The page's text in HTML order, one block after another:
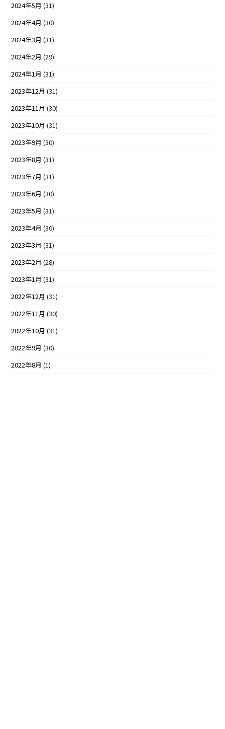
2024年5月 (31)
2024年4月 (30)
2024年3月 (31)
2024年2月 (29)
2024年1月 (31)
2023年12月 (31)
2023年11月 (30)
2023年10月 (31)
2023年9月 (30)
2023年8月 (31)
2023年7月 (31)
2023年6月 (30)
2023年5月 (31)
2023年4月 (30)
2023年3月 (31)
2023年2月 (28)
2023年1月 (31)
2022年12月 (31)
2022年11月 (30)
2022年10月 (31)
2022年9月 (30)
2022年8月 (1)